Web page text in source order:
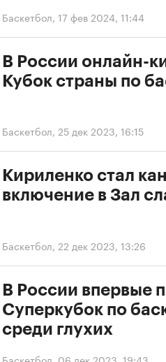
Баскетбол, 17 фев 2024, 11:44
Баскетбол, 25 дек 2023, 16:15
В России онлайн-
Кубок страны по
Баскетбол, 22 дек 2023, 13:26
Кириленко стал
включение в Зал
Баскетбол, 06 дек 2023, 19:43
В России впервые
Суперкубок по
среди глухих